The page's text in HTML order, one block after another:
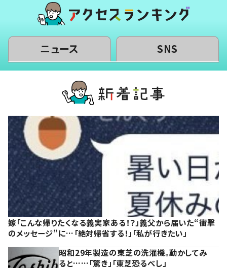
ニュース SNS
嫁「こんな帰りたくなる義実家ある！？」義父から届いた“衝撃
のメッセージ”に…「絶対帰省する！」「私が行きたい」
昭和29年製造の東芝の洗濯機。動かしてみ
ると……「驚き」「東芝恐るべし」